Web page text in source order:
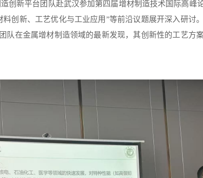
创新平台团队赴武汉参加第四届增材制造技术国际高峰
创新、工艺优化与工业应用”等前沿议题展开深入研讨
队在金属增材制造领域的最新发现，其创新性的工艺方